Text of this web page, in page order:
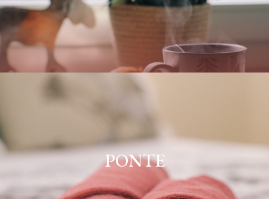
PONTE